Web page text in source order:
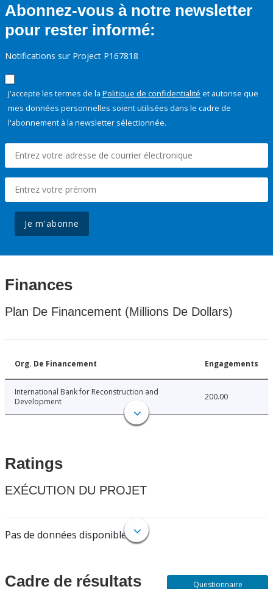
Abonnez-vous à notre newsletter
pour rester informé:
Notifications sur Project P167818
J'accepte les termes de la Politique de confidentialité et autorise que
mes données personnelles soient utilisées dans le cadre de
l'abonnement à la newsletter sélectionnée.
Je m'abonne
Finances
Plan De Financement (Millions De Dollars)
Org. De Financement Engagements
International Bank for Reconstruction and
Development
200.00
Ratings
EXÉCUTION DU PROJET
Pas de données disponibles.
Cadre de résultats Questionnaire